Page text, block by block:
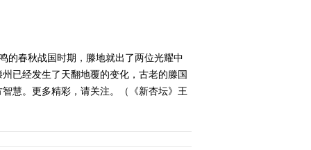
的春秋战国时期，滕地就出了两位光耀中
已经发生了天翻地覆的变化，古老的滕国
慧。更多精彩，请关注。（《新杏坛》王